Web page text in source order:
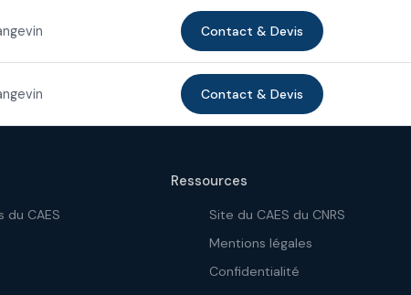
Contact & Devis
Contact & Devis
du CAES
Ressources
Site du CAES du CNRS
Mentions légales
Confidentialité